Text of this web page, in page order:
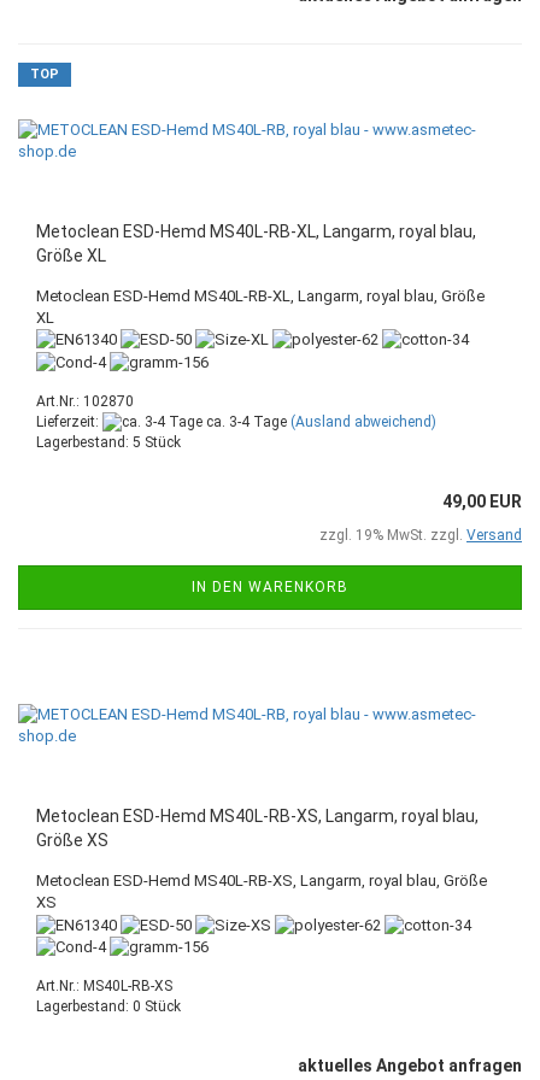
TOP
Metoclean ESD-Hemd MS40L-RB-XL, Langarm, royal blau,
Größe XL
Metoclean ESD-Hemd MS40L-RB-XL, Langarm, royal blau, Größe
XL
Art.Nr.: 102870
Lieferzeit:
ca. 3-4 Tage (Ausland abweichend)
Lagerbestand: 5 Stück
49,00 EUR
zzgl. 19% MwSt. zzgl. Versand
IN DEN WARENKORB
Metoclean ESD-Hemd MS40L-RB-XS, Langarm, royal blau,
Größe XS
Metoclean ESD-Hemd MS40L-RB-XS, Langarm, royal blau, Größe
XS
Art.Nr.: MS40L-RB-XS
Lagerbestand: 0 Stück
aktuelles Angebot anfragen